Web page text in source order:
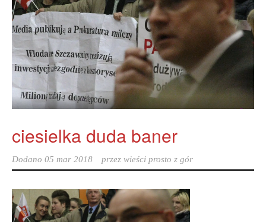
ciesielka duda baner
Dodano 05 mar 2018 przez wieści prosto z gór